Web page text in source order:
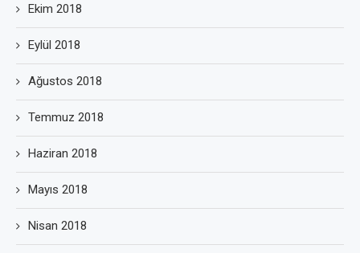
Ekim 2018
Eylül 2018
Ağustos 2018
Temmuz 2018
Haziran 2018
Mayıs 2018
Nisan 2018